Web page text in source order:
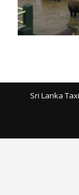
Sri Lanka